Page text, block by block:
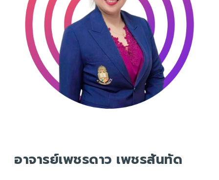
อาจารย์เพชรดาว เพชรสันทัด